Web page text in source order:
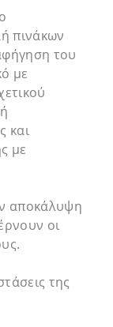
πινάκων
του
με
και
με
αποκάλυψη
οι
της